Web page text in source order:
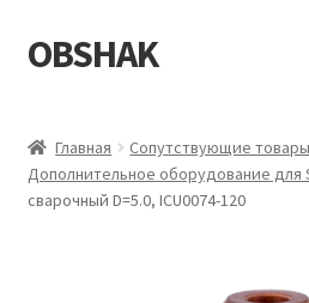
Перейти
к
Перейти
к
OBSHAK
Категории
Главная Сопутствующие товары
Дополнительное оборудование для
сварочный D=5.0, ICU0074-120